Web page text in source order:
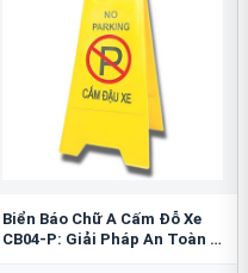
Biển Báo Chữ A Cấm Đỗ Xe
CB04-P: Giải Pháp An Toàn &